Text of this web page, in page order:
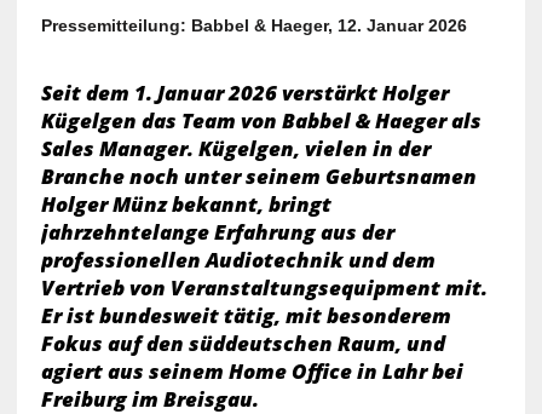
Pressemitteilung: Babbel & Haeger, 12. Januar 2026
Seit dem 1. Januar 2026 verstärkt Holger
Kügelgen das Team von Babbel & Haeger als
Sales Manager. Kügelgen, vielen in der
Branche noch unter seinem Geburtsnamen
Holger Münz bekannt, bringt
jahrzehntelange Erfahrung aus der
professionellen Audiotechnik und dem
Vertrieb von Veranstaltungsequipment mit.
Er ist bundesweit tätig, mit besonderem
Fokus auf den süddeutschen Raum, und
agiert aus seinem Home Office in Lahr bei
Freiburg im Breisgau.